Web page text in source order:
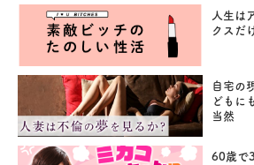
人生は
クスだ
自宅の
どもに
当然
60歳で